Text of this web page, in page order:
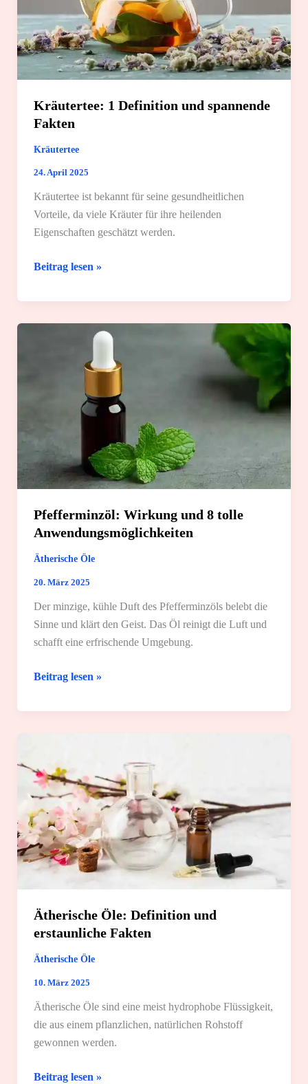
Kräutertee: 1 Definition und spannende
Fakten
Kräutertee
24. April 2025
Kräutertee ist bekannt für seine gesundheitlichen
Vorteile, da viele Kräuter für ihre heilenden
Eigenschaften geschätzt werden.
Kräutertee:
Definition
Beitrag lesen »
Pfefferminzöl: Wirkung und 8 tolle
Anwendungsmöglichkeiten
Ätherische Öle
20. März 2025
Der minzige, kühle Duft des Pfefferminzöls belebt die
Sinne und klärt den Geist. Das Öl reinigt die Luft und
schafft eine erfrischende Umgebung.
Pfefferminzöl:
und
Anwendungsmöglichkeiten
Beitrag lesen »
Ätherische Öle: Definition und
erstaunliche Fakten
Ätherische Öle
10. März 2025
Ätherische Öle sind eine meist hydrophobe Flüssigkeit,
die aus einem pflanzlichen, natürlichen Rohstoff
gewonnen werden.
Ätherische
Beitrag lesen »